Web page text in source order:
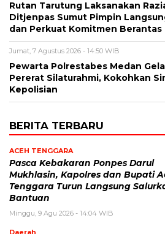
Rutan Tarutung Laksanakan
Ditjenpas Sumut Pimpin
dan Perkuat Komitmen Berantas
Jumat, 7 Agustus 2026 - 14:50 WIB
Pewarta Polrestabes Medan
Pererat Silaturahmi, Kokohkan
Kepolisian
BERITA TERBARU
ACEH TENGGARA
Pasca Kebakaran Ponpes Darul
Mukhlasin, Kapolres dan Bupati
Tenggara Turun Langsung
Bantuan
Minggu, 9 Agu 2026 - 14:04 WIB